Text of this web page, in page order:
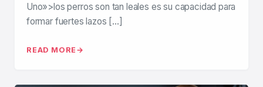
Uno»>los perros son tan leales es su capacidad para
formar fuertes lazos […]
READ MORE